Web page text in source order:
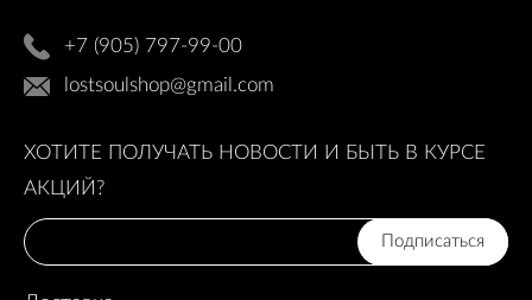
+7 (905) 797-99-00
lostsoulshop@gmail.com
ХОТИТЕ ПОЛУЧАТЬ НОВОСТИ И БЫТЬ В КУРСЕ
АКЦИЙ?
Подписаться